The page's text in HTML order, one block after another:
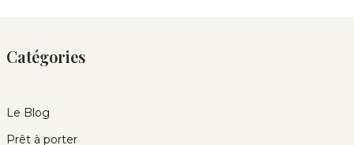
Catégories
Le Blog
Prêt à porter